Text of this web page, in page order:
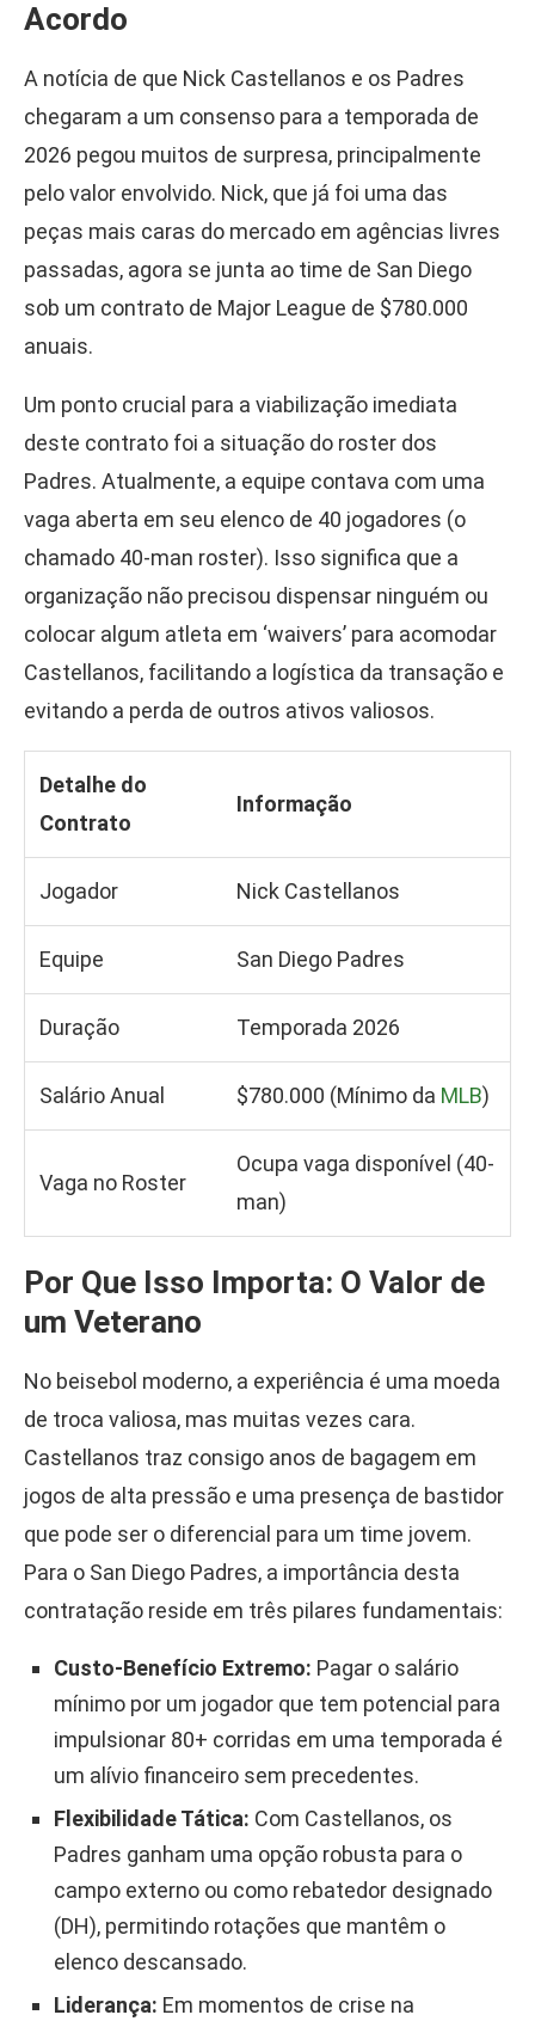
Acordo
A notícia de que Nick Castellanos e os Padres
chegaram a um consenso para a temporada de
2026 pegou muitos de surpresa, principalmente
pelo valor envolvido. Nick, que já foi uma das
peças mais caras do mercado em agências livres
passadas, agora se junta ao time de San Diego
sob um contrato de Major League de $780.000
anuais.
Um ponto crucial para a viabilização imediata
deste contrato foi a situação do roster dos
Padres. Atualmente, a equipe contava com uma
vaga aberta em seu elenco de 40 jogadores (o
chamado 40-man roster). Isso significa que a
organização não precisou dispensar ninguém ou
colocar algum atleta em ‘waivers’ para acomodar
Castellanos, facilitando a logística da transação e
evitando a perda de outros ativos valiosos.
Detalhe do
Contrato
Informação
Jogador Nick Castellanos
Equipe San Diego Padres
Duração Temporada 2026
Salário Anual $780.000 (Mínimo da MLB)
Vaga no Roster
Ocupa vaga disponível (40-
man)
Por Que Isso Importa: O Valor de
um Veterano
No beisebol moderno, a experiência é uma moeda
de troca valiosa, mas muitas vezes cara.
Castellanos traz consigo anos de bagagem em
jogos de alta pressão e uma presença de bastidor
que pode ser o diferencial para um time jovem.
Para o San Diego Padres, a importância desta
contratação reside em três pilares fundamentais:
Custo-Benefício Extremo: Pagar o salário
mínimo por um jogador que tem potencial para
impulsionar 80+ corridas em uma temporada é
um alívio financeiro sem precedentes.
Flexibilidade Tática: Com Castellanos, os
Padres ganham uma opção robusta para o
campo externo ou como rebatedor designado
(DH), permitindo rotações que mantêm o
elenco descansado.
Liderança: Em momentos de crise na